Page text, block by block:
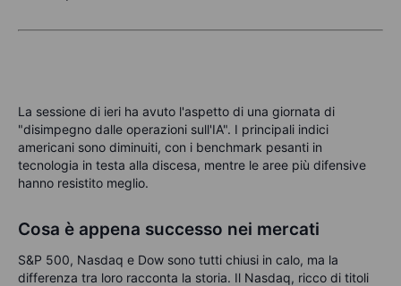
La sessione di ieri ha avuto l'aspetto di una giornata di
"disimpegno dalle operazioni sull'IA". I principali indici
americani sono diminuiti, con i benchmark pesanti in
tecnologia in testa alla discesa, mentre le aree più difensive
hanno resistito meglio.
Cosa è appena successo nei mercati
S&P 500, Nasdaq e Dow sono tutti chiusi in calo, ma la
differenza tra loro racconta la storia. Il Nasdaq, ricco di titoli